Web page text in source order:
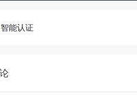
智能认证